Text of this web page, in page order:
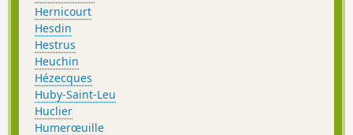
Hernicourt
Hesdin
Hestrus
Heuchin
Hézecques
Huby-Saint-Leu
Huclier
Humerœuille